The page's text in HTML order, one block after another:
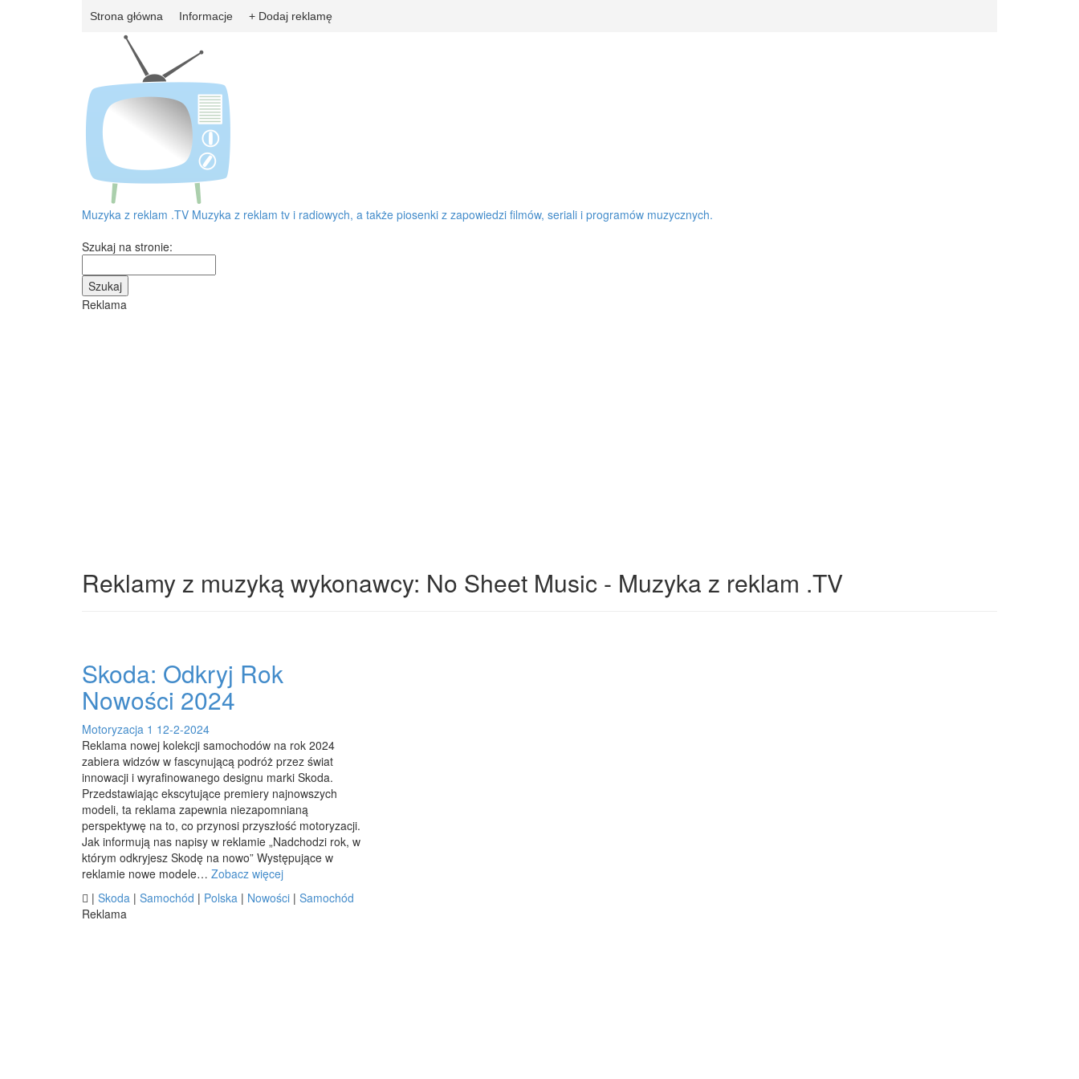
Strona główna Informacje + Dodaj reklamę
Muzyka z reklam .TV Muzyka z reklam tv i radiowych, a także piosenki z zapowiedzi filmów, seriali i programów muzycznych.
Szukaj na stronie:
Reklama
Reklamy z muzyką wykonawcy: No Sheet Music - Muzyka z reklam .TV
Skoda: Odkryj Rok
Nowości 2024
Motoryzacja 1 12-2-2024
Reklama nowej kolekcji samochodów na rok 2024
zabiera widzów w fascynującą podróż przez świat
innowacji i wyrafinowanego designu marki Skoda.
Przedstawiając ekscytujące premiery najnowszych
modeli, ta reklama zapewnia niezapomnianą
perspektywę na to, co przynosi przyszłość motoryzacji.
Jak informują nas napisy w reklamie „Nadchodzi rok, w
którym odkryjesz Skodę na nowo” Występujące w
reklamie nowe modele… Zobacz więcej
 | Skoda | Samochód | Polska | Nowości | Samochód
Reklama